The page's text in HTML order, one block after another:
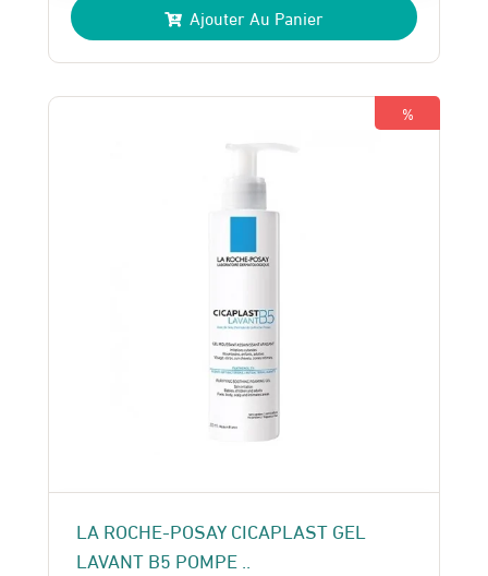
initial
était :
409 Dhs.
actuel
est :
380 Dhs.
Ajouter Au Panier
%
LA ROCHE-POSAY CICAPLAST GEL
LAVANT B5 POMPE ..